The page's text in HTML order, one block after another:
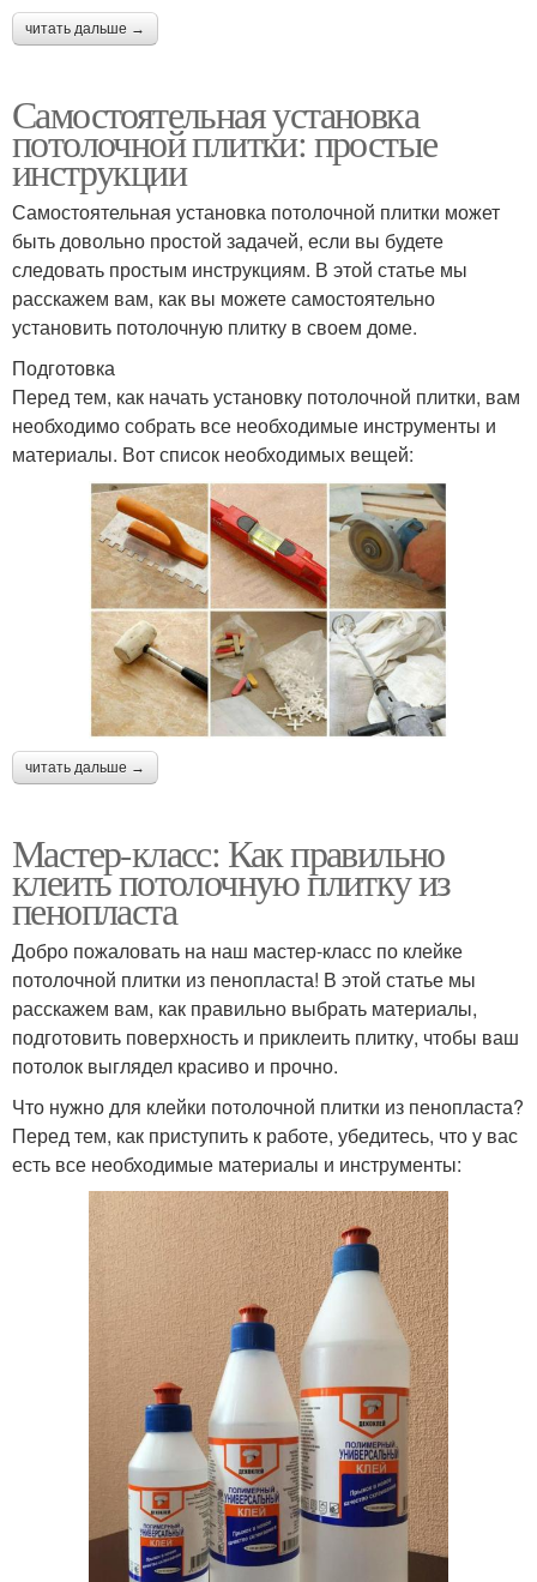
читать дальше →
Самостоятельная установка
потолочной плитки: простые
инструкции
Самостоятельная установка потолочной плитки может
быть довольно простой задачей, если вы будете
следовать простым инструкциям. В этой статье мы
расскажем вам, как вы можете самостоятельно
установить потолочную плитку в своем доме.
Подготовка
Перед тем, как начать установку потолочной плитки, вам
необходимо собрать все необходимые инструменты и
материалы. Вот список необходимых вещей:
читать дальше →
Мастер-класс: Как правильно
клеить потолочную плитку из
пенопласта
Добро пожаловать на наш мастер-класс по клейке
потолочной плитки из пенопласта! В этой статье мы
расскажем вам, как правильно выбрать материалы,
подготовить поверхность и приклеить плитку, чтобы ваш
потолок выглядел красиво и прочно.
Что нужно для клейки потолочной плитки из пенопласта?
Перед тем, как приступить к работе, убедитесь, что у вас
есть все необходимые материалы и инструменты: